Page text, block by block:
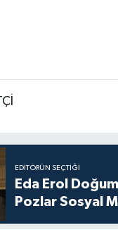
EDITÖRÜN SEÇTIĞI
Eda Erol
Pozlar Sosyal